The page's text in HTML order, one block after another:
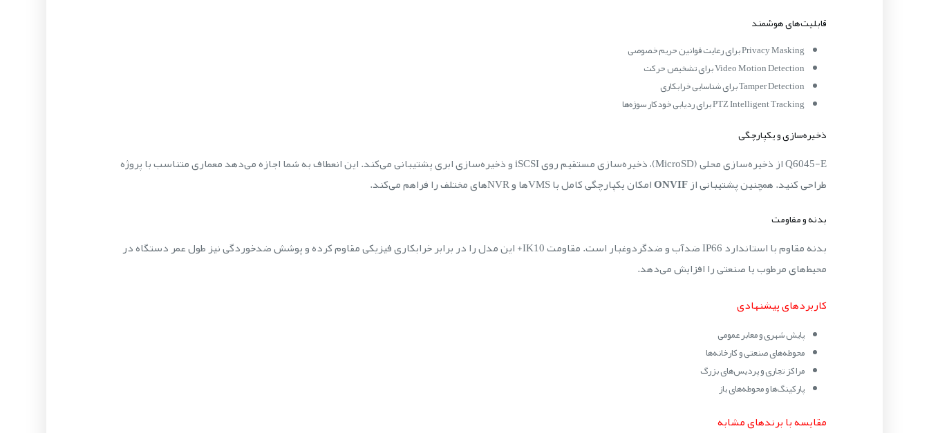
قابلیت‌های هوشمند
Privacy Masking برای رعایت قوانین حریم خصوصی
Video Motion Detection برای تشخیص حرکت
Tamper Detection برای شناسایی خرابکاری
PTZ Intelligent Tracking برای ردیابی خودکار سوژه‌ها
ذخیره‌سازی و یکپارچگی
Q6045-E از ذخیره‌سازی محلی (MicroSD)، ذخیره‌سازی مستقیم روی iSCSI و ذخیره‌سازی ابری پشتیبانی می‌کند. این انعطاف به شما اجازه می‌دهد معماری متناسب با پروژه
طراحی کنید. همچنین پشتیبانی ازONVIFامکان یکپارچگی کامل با VMSها و NVRهای مختلف را فراهم می‌کند.
بدنه و مقاومت
بدنه مقاوم با استاندارد IP66 ضدآب و ضدگردوغبار است. مقاومت IK10+ این مدل را در برابر خرابکاری فیزیکی مقاوم کرده و پوشش ضدخوردگی نیز طول عمر دستگاه در
محیط‌های مرطوب یا صنعتی را افزایش می‌دهد.
کاربردهای پیشنهادی
پایش شهری و معابر عمومی
محوطه‌های صنعتی و کارخانه‌ها
مراکز تجاری و پردیس‌های بزرگ
پارکینگ‌ها و محوطه‌های باز
مقایسه با برندهای مشابه